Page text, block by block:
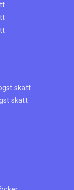
skatt
skatt